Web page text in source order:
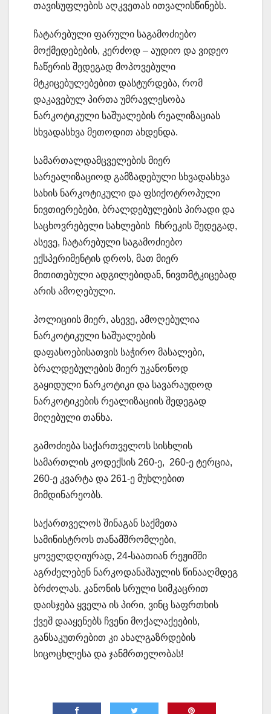
თავისუფლების აღკვეთას ითვალისწინებს.
ჩატარებული ფარული საგამოძიებო
მოქმედებების, კერძოდ – აუდიო და ვიდეო
ჩაწერის შედეგად მოპოვებული
მტკიცებულებებით დასტურდება, რომ
დაკავებულ პირთა უმრავლესობა
ნარკოტიკული საშუალების რეალიზაციას
სხვადასხვა მეთოდით ახდენდა.
სამართალდამცველების მიერ
სარეალიზაციოდ გამზადებული სხვადასხვა
სახის ნარკოტიკული და ფსიქოტროპული
ნივთიერებები, ბრალდებულების პირადი და
საცხოვრებელი სახლების ჩხრეკის შედეგად,
ასევე, ჩატარებული საგამოძიებო
ექსპერიმენტის დროს, მათ მიერ
მითითებული ადგილებიდან, ნივთმტკიცებად
არის ამოღებული.
პოლიციის მიერ, ასევე, ამოღებულია
ნარკოტიკული საშუალების
დაფასოებისათვის საჭირო მასალები,
ბრალდებულების მიერ უკანონოდ
გაყიდული ნარკოტიკი და სავარაუდოდ
ნარკოტიკების რეალიზაციის შედეგად
მიღებული თანხა.
გამოძიება საქართველოს სისხლის
სამართლის კოდექსის 260-ე, 260-ე ტერცია,
260-ე კვარტა და 261-ე მუხლებით
მიმდინარეობს.
საქართველოს შინაგან საქმეთა
სამინისტროს თანამშრომლები,
ყოველდღიურად, 24-საათიან რეჟიმში
აგრძელებენ ნარკოდანაშაულის წინააღმდეგ
ბრძოლას. კანონის სრული სიმკაცრით
დაისჯება ყველა ის პირი, ვინც საფრთხის
ქვეშ დააყენებს ჩვენი მოქალაქეების,
განსაკუთრებით კი ახალგაზრდების
სიცოცხლესა და ჯანმრთელობას!